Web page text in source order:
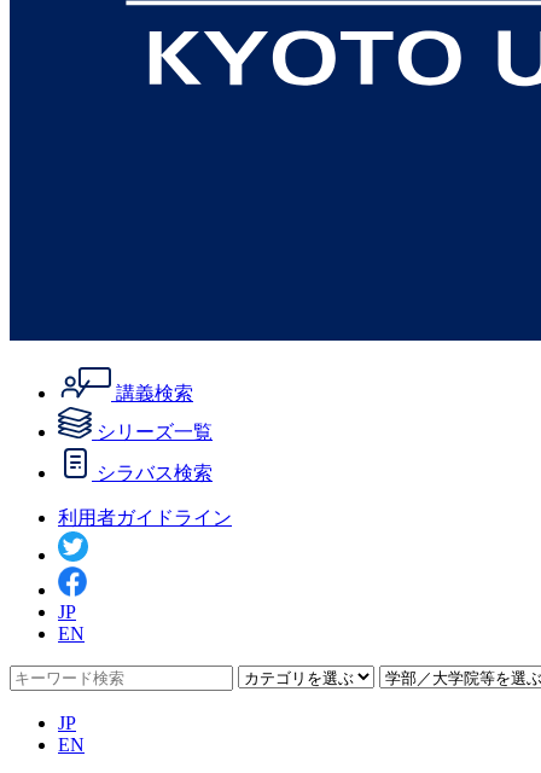
講義検索
シリーズ一覧
シラバス検索
利用者ガイドライン
JP
EN
JP
EN